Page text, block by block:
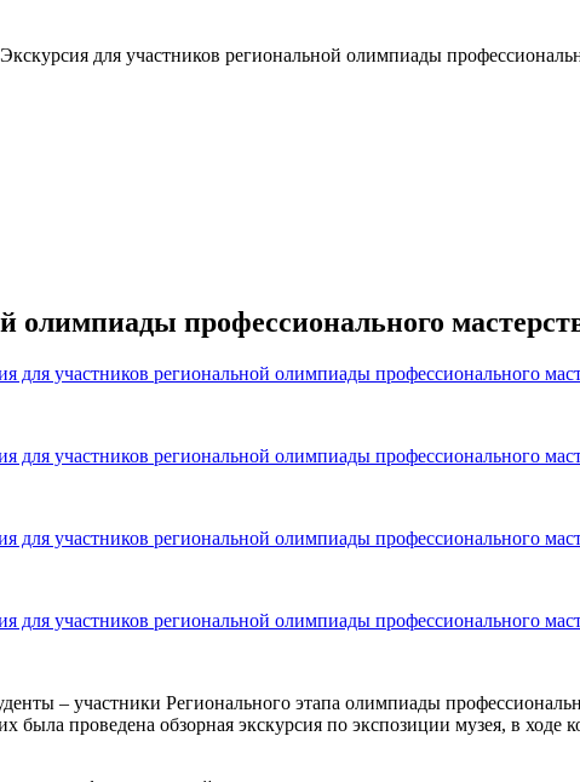
для участников региональной олимпиады
олимпиады профессионального
– участники Регионального этапа олимпиады
проведена обзорная экскурсия по экспозиции музея, в ходе